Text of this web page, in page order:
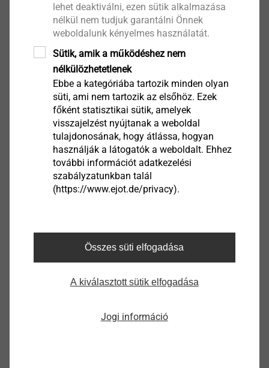
ETA-23/0121 Ceiling Nail E-CN.pdf 667 KB
ETA-23/1010 Multifix SE1000 Seismic.pdf
ETA-24/0547 Fastening Screws JT, JZ and JF for fastening of wall brackets.pdf
ETA-24/0646 Multifix HSF Seismic.pdf
ETA-24/0647 Multifix HSF Seismic.pdf
ETA-24/0648 Multifix HSF Seismic.pdf 11 MB
ETA-24/0816 T-FAST Plus.pdf 2 MB
ETA-26_0189_EN.pdf
2 MB
ETA-26_0190_ EJOT MULTIFIX SE500 Sormat ITH-EPOXe_eng.pdf
ETA_26-0193_EJOT_Multifix_USF_ETAs_EN_10.03.2026.pdf
ETA_26-0194_EJOT_Multifix_USF_rebar_ETAs_EN_10.03.2026.pdf
ETA_26-0195_EJOT_Multifix_USF_masonry_ETAs_EN_10.03.2026.pdf
P-BWU02-178006 Self-drilling screws VARIO Connections of wall brackets.pdf
P-BWU02-1980001 JT4/9-3H/5-5,5x19 and JT4/9-3H/7-5,5x21.pdf
PZ3.1-17-226-1 Test certificate DMH + DMT.pdf
lehet deaktiválni, ezen sütik alkalmazása
nélkül nem tudjuk garantálni Önnek
weboldalunk kényelmes használatát.
Sütik, amik a működéshez nem
nélkülözhetetlenek
Ebbe a kategóriába tartozik minden olyan
süti, ami nem tartozik az elsőhöz. Ezek
főként statisztikai sütik, amelyek
visszajelzést nyújtanak a weboldal
tulajdonosának, hogy átlássa, hogyan
használják a látogatók a weboldalt. Ehhez
további információt adatkezelési
szabályzatunkban talál
(https://www.ejot.de/privacy).
Összes süti elfogadása
A kiválasztott sütik elfogadása
Jogi információ